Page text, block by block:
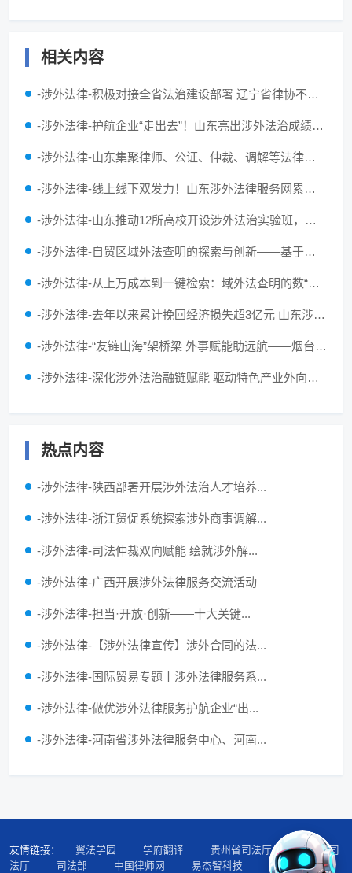
相关内容
-涉外法律-积极对接全省法治建设部署 辽宁省律协不断丰富涉外法律服务供给
-涉外法律-护航企业“走出去”！山东亮出涉外法治成绩单：挽回企业损失超3亿元
-涉外法律-山东集聚律师、公证、仲裁、调解等法律服务资源，不断提升涉外法律服务质效
-涉外法律-线上线下双发力！山东涉外法律服务网累计访问量突破13万人次
-涉外法律-山东推动12所高校开设涉外法治实验班，支持成立全省首家涉外法治学院
-涉外法律-自贸区域外法查明的探索与创新——基于上海、浙江和广东省涉外民商事审判的实证分析
-涉外法律-从上万成本到一键检索：域外法查明的数“智”破局之路
-涉外法律-去年以来累计挽回经济损失超3亿元 山东涉外法治为鲁企扬帆出海护航
-涉外法律-“友链山海”架桥梁 外事赋能助远航——烟台市人民对外友好协会发挥民间外交作用打造为企服务品牌
-涉外法律-深化涉外法治融链赋能 驱动特色产业外向型发展提质增效
热点内容
-涉外法律-陕西部署开展涉外法治人才培养...
-涉外法律-浙江贸促系统探索涉外商事调解...
-涉外法律-司法仲裁双向赋能 绘就涉外解...
-涉外法律-广西开展涉外法律服务交流活动
-涉外法律-担当·开放·创新——十大关键...
-涉外法律-【涉外法律宣传】涉外合同的法...
-涉外法律-国际贸易专题丨涉外法律服务系...
-涉外法律-做优涉外法律服务护航企业“出...
-涉外法律-河南省涉外法律服务中心、河南...
友情链接： 翼法学园 学府翻译 贵州省司法厅
广东省司
法厅
司法部 中国律师网 易杰智科技